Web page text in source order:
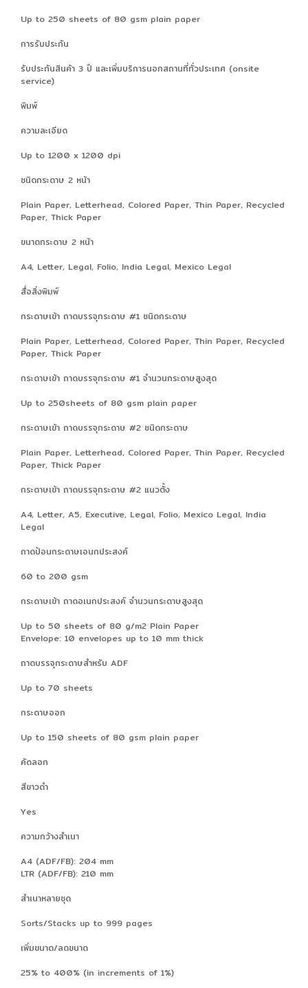
Up to 250 sheets of 80 gsm plain paper
การรับประกัน
รับประกันสินค้า 3 ปี และเพิ่มบริการนอกสถานที่ทั่วประเทศ (onsite
service)
พิมพ์
ความละเอียด
Up to 1200 x 1200 dpi
ชนิดกระดาษ 2 หน้า
Plain Paper, Letterhead, Colored Paper, Thin Paper, Recycled
Paper, Thick Paper
ขนาดกระดาษ 2 หน้า
A4, Letter, Legal, Folio, India Legal, Mexico Legal
สื่อสิ่งพิมพ์
กระดาษเข้า ถาดบรรจุกระดาษ #1 ชนิดกระดาษ
Plain Paper, Letterhead, Colored Paper, Thin Paper, Recycled
Paper, Thick Paper
กระดาษเข้า ถาดบรรจุกระดาษ #1 จำนวนกระดาษสูงสุด
Up to 250sheets of 80 gsm plain paper
กระดาษเข้า ถาดบรรจุกระดาษ #2 ชนิดกระดาษ
Plain Paper, Letterhead, Colored Paper, Thin Paper, Recycled
Paper, Thick Paper
กระดาษเข้า ถาดบรรจุกระดาษ #2 แนวตั้ง
A4, Letter, A5, Executive, Legal, Folio, Mexico Legal, India
Legal
ถาดป้อนกระดาษเอนกประสงค์
60 to 200 gsm
กระดาษเข้า ถาดอเนกประสงค์ จำนวนกระดาษสูงสุด
Up to 50 sheets of 80 g/m2 Plain Paper
Envelope: 10 envelopes up to 10 mm thick
ถาดบรรจุกระดาษสำหรับ ADF
Up to 70 sheets
กระดาษออก
Up to 150 sheets of 80 gsm plain paper
คัดลอก
สีขาวดำ
Yes
ความกว้างสำเนา
A4 (ADF/FB): 204 mm
LTR (ADF/FB): 210 mm
สำเนาหลายชุด
Sorts/Stacks up to 999 pages
เพิ่มขนาด/ลดขนาด
25% to 400% (in increments of 1%)